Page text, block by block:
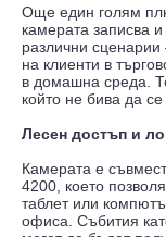
Още един голям
камерата записва
различни
на клиенти в
в домашна среда.
който не бива да се
Лесен достъп и
Камерата е
4200, което
таблет или
офиса. Събития